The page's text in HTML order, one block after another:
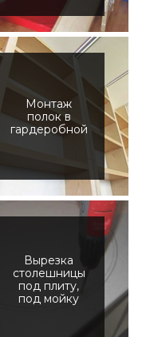
Монтаж
полок в
гардеробной
Вырезка
столешницы
под плиту,
под мойку